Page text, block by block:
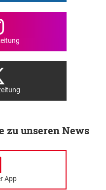
zu unseren News
App